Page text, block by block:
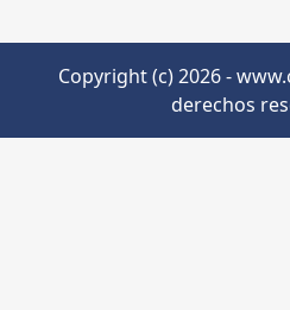
Copyright (c) 2026 -
derechos